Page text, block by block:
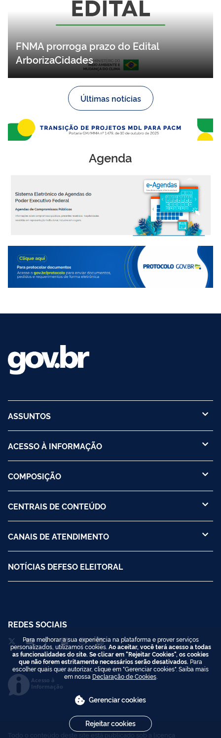
FNMA prorroga prazo do Edital
ArborizaCidades
Últimas notícias
Agenda
ASSUNTOS
ACESSO À INFORMAÇÃO
COMPOSIÇÃO
CENTRAIS DE CONTEÚDO
CANAIS DE ATENDIMENTO
NOTÍCIAS DEFESO ELEITORAL
REDES SOCIAIS
Acesso à
Informação
Todo o conteúdo deste site está publicado sob a licença
Para melhorar a sua experiência na plataforma e prover serviços
personalizados, utilizamos cookies. Ao aceitar, você terá acesso a todas
as funcionalidades do site. Se clicar em "Rejeitar Cookies", os cookies
que não forem estritamente necessários serão desativados. Para
escolher quais quer autorizar, clique em "Gerenciar cookies". Saiba mais
em nossa Declaração de Cookies.
Gerenciar cookies
Rejeitar cookies